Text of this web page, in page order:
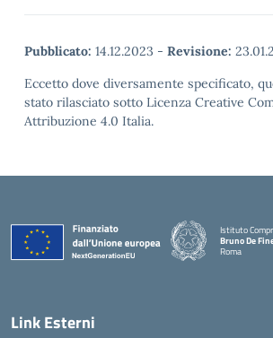
Pubblicato: 14.12.2023 - Revisione:
Eccetto dove diversamente specificato,
stato rilasciato sotto Licenza Creative
Attribuzione 4.0 Italia.
Istituto
Bruno De
Roma
Link Esterni